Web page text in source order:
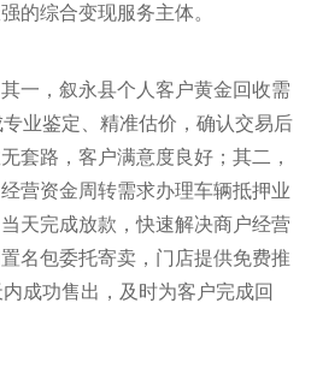
的综合变现服务主体。
其一，叙永县个人客户黄金回收需
业鉴定、精准估价，确认交易后
套路，客户满意度良好；其二，
营资金周转需求办理车辆抵押业
天完成放款，快速解决商户经营
名包委托寄卖，门店提供免费推
成功售出，及时为客户完成回